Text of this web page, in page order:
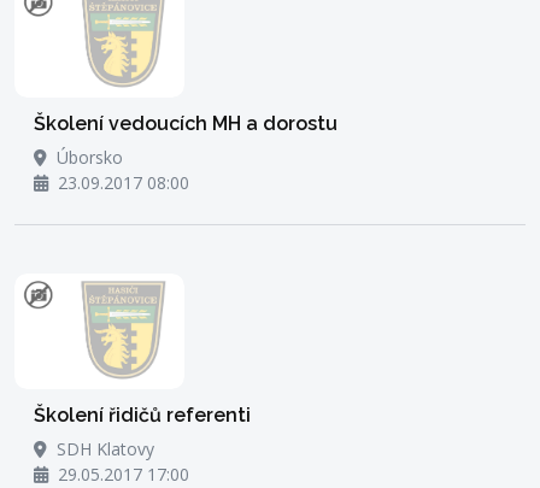
Školení vedoucích MH a dorostu
Úborsko
23.09.2017 08:00
Školení řidičů referenti
SDH Klatovy
29.05.2017 17:00